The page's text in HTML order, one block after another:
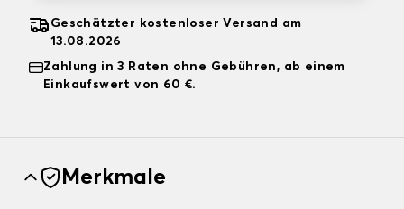
Geschätzter kostenloser Versand am
13.08.2026
Zahlung in 3 Raten ohne Gebühren, ab einem
Einkaufswert von 60 €.
Merkmale